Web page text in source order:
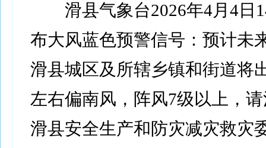
滑县气象台2026年4月4日
布大风蓝色预警信号：预计未
滑县城区及所辖乡镇和街道将
左右偏南风，阵风7级以上，
滑县安全生产和防灾减灾救灾